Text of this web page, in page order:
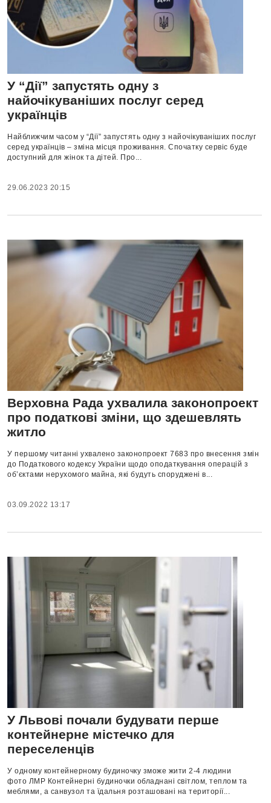
У “Дії” запустять одну з
найочікуваніших послуг серед
українців
Найближчим часом у “Дії” запустять одну з найочікуваніших послуг
серед українців – зміна місця проживання. Спочатку сервіс буде
доступний для жінок та дітей. Про...
29.06.2023 20:15
Верховна Рада ухвалила законопроект
про податкові зміни, що здешевлять
житло
У першому читанні ухвалено законопроект 7683 про внесення змін
до Податкового кодексу України щодо оподаткування операцій з
об’єктами нерухомого майна, які будуть споруджені в...
03.09.2022 13:17
У Львові почали будувати перше
контейнерне містечко для
переселенців
У одному контейнерному будиночку зможе жити 2-4 людини
фото ЛМР Контейнерні будиночки обладнані світлом, теплом та
меблями, а санвузол та їдальня розташовані на території...